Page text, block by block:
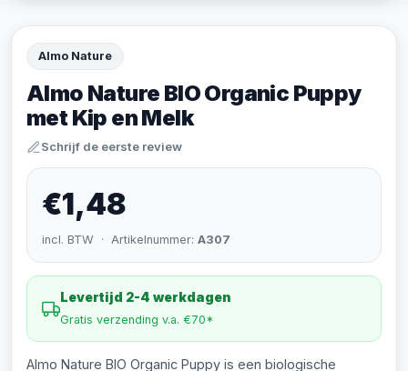
Almo Nature
Almo Nature BIO Organic Puppy
met Kip en Melk
Schrijf de eerste review
€1,48
incl. BTW · Artikelnummer: A307
Levertijd 2-4 werkdagen
Gratis verzending v.a. €70*
Almo Nature BIO Organic Puppy is een biologische